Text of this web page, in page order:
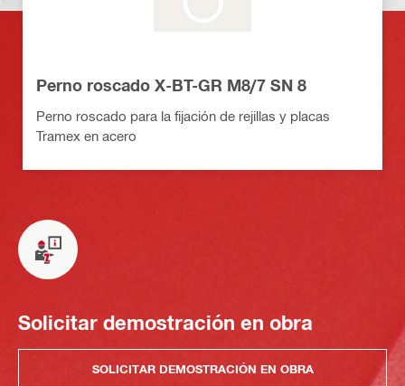
Perno roscado X-BT-GR M8/7 SN 8
Perno roscado para la fijación de rejillas y placas
Tramex en acero
Solicitar demostración en obra
SOLICITAR DEMOSTRACIÓN EN OBRA